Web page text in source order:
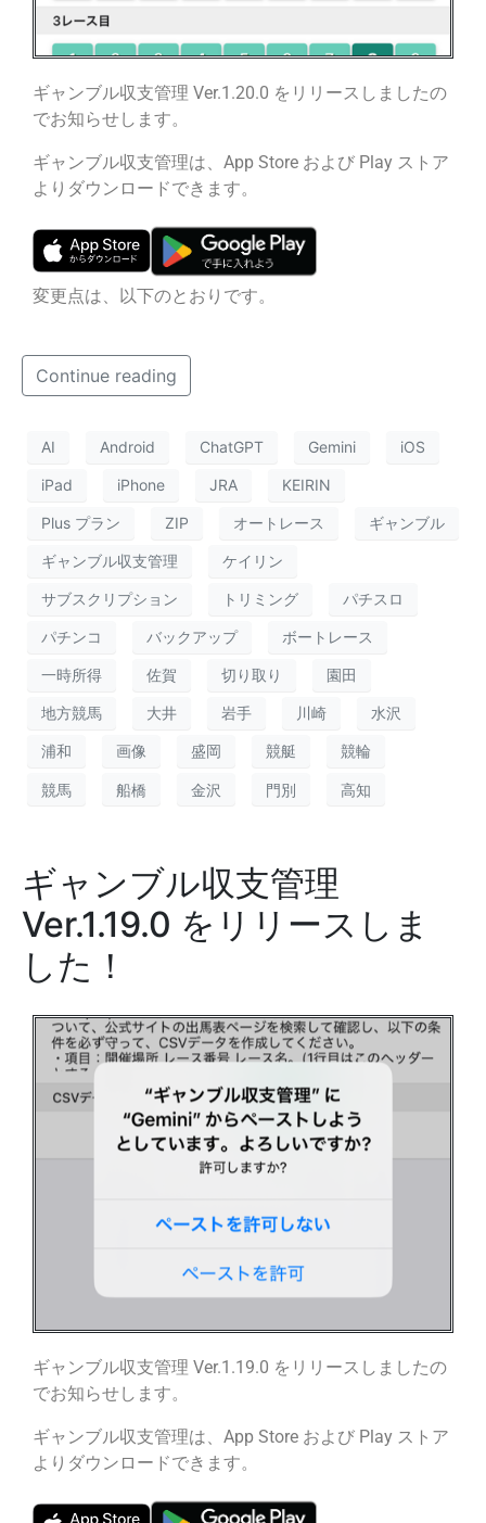
ギャンブル収支管理 Ver.1.20.0 をリリースしましたの
でお知らせします。
ギャンブル収支管理は、App Store および Play ストア
よりダウンロードできます。
変更点は、以下のとおりです。
Continue reading
AI Android ChatGPT Gemini iOS
iPad iPhone JRA KEIRIN
Plus プラン ZIP オートレース ギャンブル
ギャンブル収支管理 ケイリン
サブスクリプション トリミング パチスロ
パチンコ バックアップ ボートレース
一時所得 佐賀 切り取り 園田
地方競馬 大井 岩手 川崎 水沢
浦和 画像 盛岡 競艇 競輪
競馬 船橋 金沢 門別 高知
ギャンブル収支管理
Ver.1.19.0 をリリースしま
した！
ギャンブル収支管理 Ver.1.19.0 をリリースしましたの
でお知らせします。
ギャンブル収支管理は、App Store および Play ストア
よりダウンロードできます。